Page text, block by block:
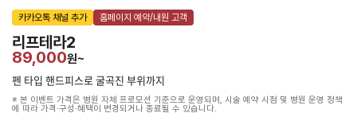
카카오톡 채널 추가 홈페이지 예약/내원 고객
리프테라2
89,000원~
펜 타입 핸드피스로 굴곡진 부위까지
※ 본 이벤트 가격은 병원 자체 프로모션 기준으로 운영되며, 시술 예약 시점 및 병원 운영 정책
에 따라 가격·구성·혜택이 변경되거나 종료될 수 있습니다.